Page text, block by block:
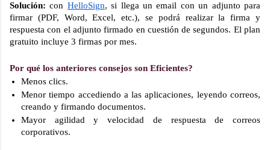
Solución: con HelloSign, si llega un email con un adjunto para
firmar (PDF, Word, Excel, etc.), se podrá realizar la firma y
respuesta con el adjunto firmado en cuestión de segundos. El plan
gratuito incluye 3 firmas por mes.
Por qué los anteriores consejos son Eficientes?
Menos clics.
Menor tiempo accediendo a las aplicaciones, leyendo correos,
creando y firmando documentos.
Mayor agilidad y velocidad de respuesta de correos
corporativos.